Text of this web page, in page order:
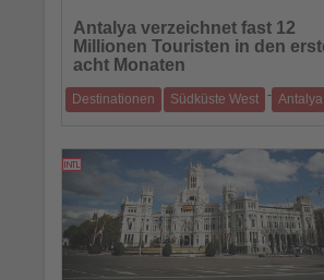
Sie
die
Nachrichten
Antalya verzeichnet fast 12
Millionen Touristen in den
acht Monaten
Destinationen Südküste West - Antalya
Flugzeug / Russland und Deutschland
02.09.2025